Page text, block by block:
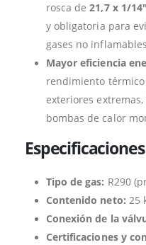
rosca de21,7 x 1/
y obligatoria para
gases no
Mayor eficiencia
rendimiento
exteriores
bombas de calor
Tipo de gas: R290
Contenido neto: 25
Conexión de la
Certificaciones y